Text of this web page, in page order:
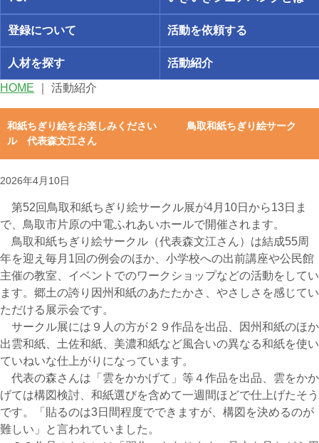
登録について 活動を依頼する
人材を探す 活動紹介
HOME 活動紹介
和紙ちぎり絵をお楽しみください 鳥取和紙ちぎり絵サーク
ル 代表森文江さん
2026年4月10日
第52回鳥取和紙ちぎり絵サークル展が4月10日から13日ま
で、鳥取市片原の中電ふれあいホールで開催されます。
鳥取和紙ちぎり絵サークル（代表森文江さん）は結成55周
年を迎え毎月1回の例会のほか、小学校への出前講座や公民館
主催の教室、イベントでのワークショップなどの活動をしてい
ます。郷土の誇り因州和紙のあたたかさ、やさしさを感じてい
ただける展示会です。
サークル展には９人の方が２９作品を出品、因州和紙のほか
出雲和紙、土佐和紙、美濃和紙など風合いの異なる和紙を使い
ていねいな仕上がりになっています。
代表の森さんは「雲をかかげて」等４作品を出品、雲をかか
げては構図検討、和紙選びを含めて一週間ほどで仕上げたそう
です。「貼るのは3日間程度でできますが、構図を決めるのが
難しい」と言われていました。